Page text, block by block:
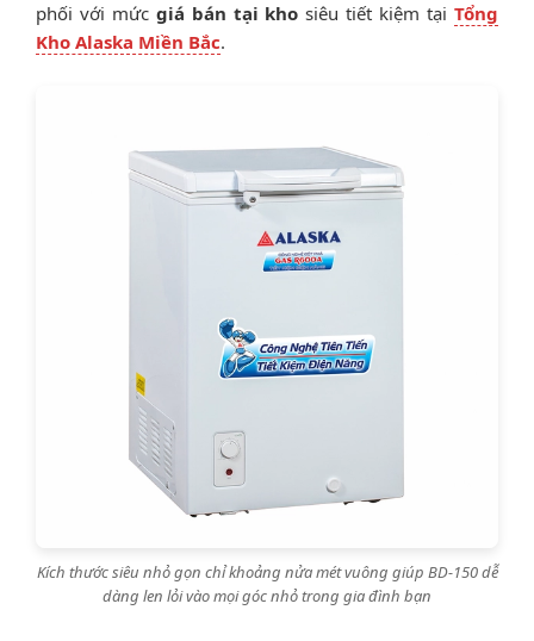
phối với mức giá bán tại kho siêu tiết kiệm tạiTổng
Kho Alaska Miền Bắc.
Kích thước siêu nhỏ gọn chỉ khoảng nửa mét vuông giúp BD-150 dễ
dàng len lỏi vào mọi góc nhỏ trong gia đình bạn